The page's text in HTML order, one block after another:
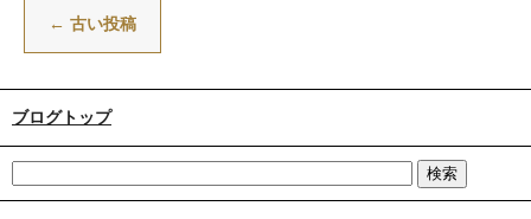
← 古い投稿
ブログトップ